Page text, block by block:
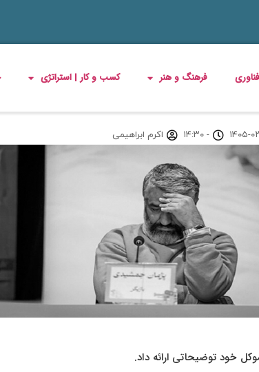
فرهنگ و هنر کسب و کار | استراتژی
۰۲-۱۶ - ۱۴:۳۰ اکرم ابراهیمی
خود توضیحاتی ارائه داد.